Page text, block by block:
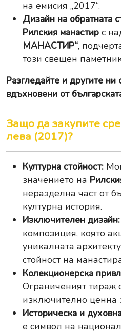
на емисия „2017“.
Дизайн на обратната
Рилския манастир с
МАНАСТИР“,
този свещен
Разгледайте и другите ни
вдъхновени от
Защо да закупите
лева (2017)?
Културна стойност:
значението на
неразделна част от
културна история.
Изключителен дизайн:
композиция, която
уникалната
стойност на
Колекционерска
Ограниченият тираж
изключително ценна
Историческа и
е символ на